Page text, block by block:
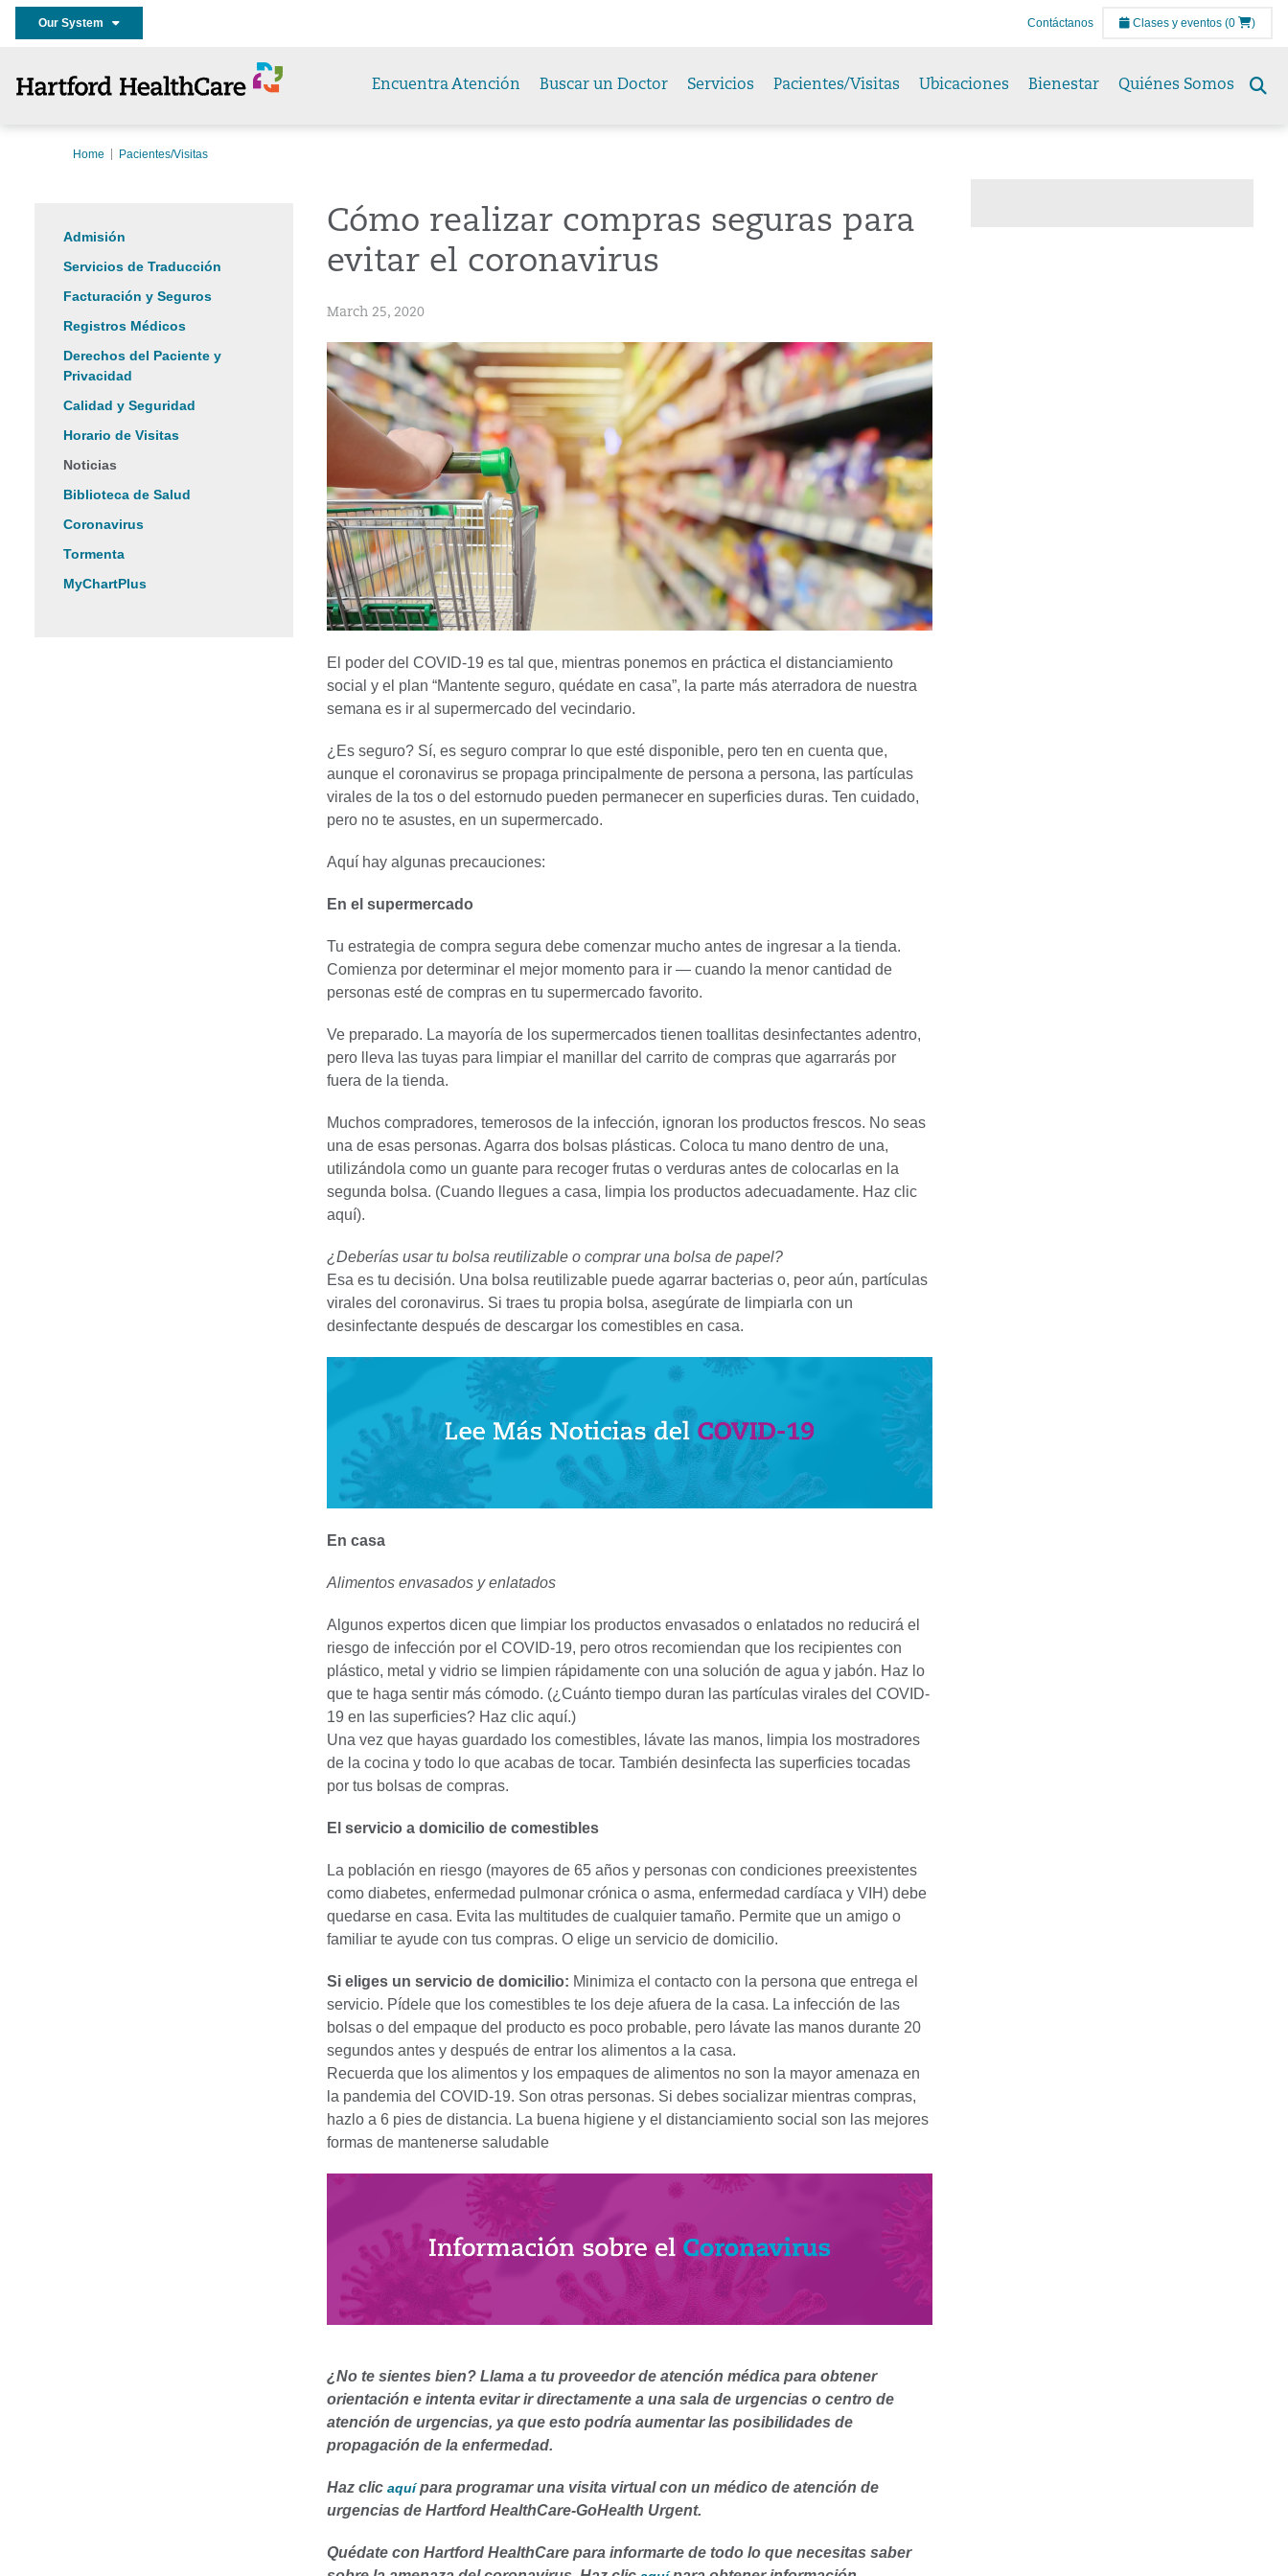
Our System Contáctanos Clases y eventos (0 )
Encuentra Atención Buscar un Doctor Servicios Pacientes/Visitas Ubicaciones Bienestar Quiénes Somos
Home Pacientes/Visitas
Admisión
Servicios de Traducción
Facturación y Seguros
Registros Médicos
Derechos del Paciente y
Privacidad
Calidad y Seguridad
Horario de Visitas
Noticias
Biblioteca de Salud
Coronavirus
Tormenta
MyChartPlus
Cómo realizar compras seguras para
evitar el coronavirus
March 25, 2020
El poder del COVID-19 es tal que, mientras ponemos en práctica el distanciamiento
social y el plan “Mantente seguro, quédate en casa”, la parte más aterradora de nuestra
semana es ir al supermercado del vecindario.
¿Es seguro? Sí, es seguro comprar lo que esté disponible, pero ten en cuenta que,
aunque el coronavirus se propaga principalmente de persona a persona, las partículas
virales de la tos o del estornudo pueden permanecer en superficies duras. Ten cuidado,
pero no te asustes, en un supermercado.
Aquí hay algunas precauciones:
En el supermercado
Tu estrategia de compra segura debe comenzar mucho antes de ingresar a la tienda.
Comienza por determinar el mejor momento para ir — cuando la menor cantidad de
personas esté de compras en tu supermercado favorito.
Ve preparado. La mayoría de los supermercados tienen toallitas desinfectantes adentro,
pero lleva las tuyas para limpiar el manillar del carrito de compras que agarrarás por
fuera de la tienda.
Muchos compradores, temerosos de la infección, ignoran los productos frescos. No seas
una de esas personas. Agarra dos bolsas plásticas. Coloca tu mano dentro de una,
utilizándola como un guante para recoger frutas o verduras antes de colocarlas en la
segunda bolsa. (Cuando llegues a casa, limpia los productos adecuadamente. Haz clic
aquí).
¿Deberías usartu bolsa reutilizable o comprar una bolsa de papel?
Esa es tu decisión. Una bolsa reutilizable puede agarrar bacterias o, peor aún, partículas
virales del coronavirus. Si traes tu propia bolsa, asegúrate de limpiarla con un
desinfectante después de descargar los comestibles en casa.
En casa
Alimentos envasados y enlatados
Algunos expertos dicen que limpiar los productos envasados o enlatados no reducirá el
riesgo de infección por el COVID-19, pero otros recomiendan que los recipientes con
plástico, metal y vidrio se limpien rápidamente con una solución de agua y jabón. Haz lo
que te haga sentir más cómodo. (¿Cuánto tiempo duran las partículas virales del COVID-
19 en las superficies? Haz clic aquí.)
Una vez que hayas guardado los comestibles, lávate las manos, limpia los mostradores
de la cocina y todo lo que acabas de tocar. También desinfecta las superficies tocadas
por tus bolsas de compras.
El servicio a domicilio de comestibles
La población en riesgo (mayores de 65 años y personas con condiciones preexistentes
como diabetes, enfermedad pulmonar crónica o asma, enfermedad cardíaca y VIH) debe
quedarse en casa. Evita las multitudes de cualquier tamaño. Permite que un amigo o
familiar te ayude con tus compras. O elige un servicio de domicilio.
Si eliges un servicio de domicilio: Minimiza el contacto con la persona que entrega el
servicio. Pídele que los comestibles te los deje afuera de la casa. La infección de las
bolsas o del empaque del producto es poco probable, pero lávate las manos durante 20
segundos antes y después de entrar los alimentos a la casa.
Recuerda que los alimentos y los empaques de alimentos no son la mayor amenaza en
la pandemia del COVID-19. Son otras personas. Si debes socializar mientras compras,
hazlo a 6 pies de distancia. La buena higiene y el distanciamiento social son las mejores
formas de mantenerse saludable
¿No te sientes bien? Llama a tu proveedor de atención médica para obtener
orientación e intenta evitar ir directamente a una sala de urgencias o centro de
atención de urgencias, ya que esto podría aumentar las posibilidades de
propagación de la enfermedad.
Haz clic aquí para programar una visita virtual con un médico de atención de
urgencias de Hartford HealthCare-GoHealth Urgent.
Quédate con Hartford HealthCare para informarte de todo lo que necesitas saber